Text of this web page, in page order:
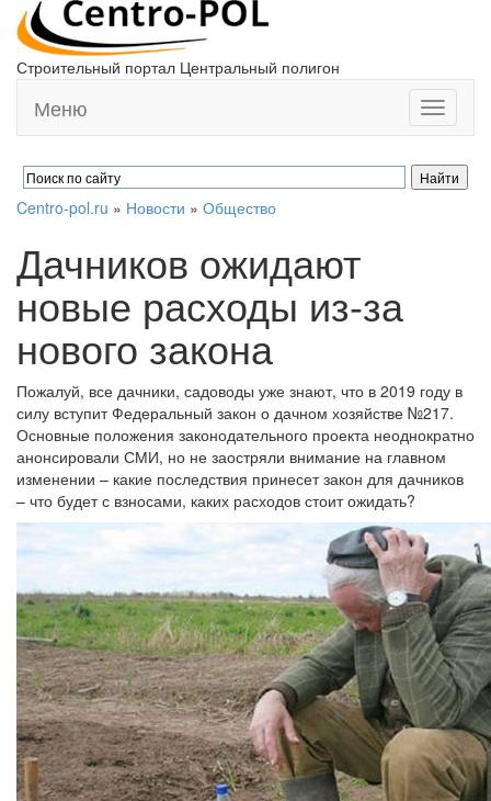
Строительный портал Центральный полигон
Toggle
Меню
Centro-pol.ru » Новости » Общество
Дачников ожидают
новые расходы из-за
нового закона
Пожалуй, все дачники, садоводы уже знают, что в 2019 году в
силу вступит Федеральный закон о дачном хозяйстве №217.
Основные положения законодательного проекта неоднократно
анонсировали СМИ, но не заостряли внимание на главном
изменении – какие последствия принесет закон для дачников
– что будет с взносами, каких расходов стоит ожидать?